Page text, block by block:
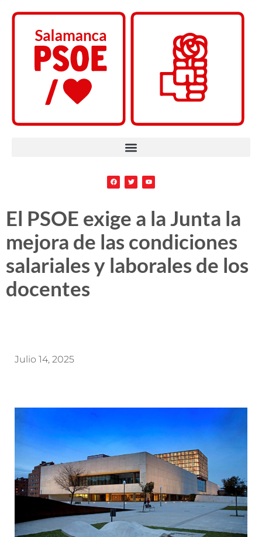
El PSOE exige a la Junta la
mejora de las condiciones
salariales y laborales de los
docentes
Julio 14, 2025